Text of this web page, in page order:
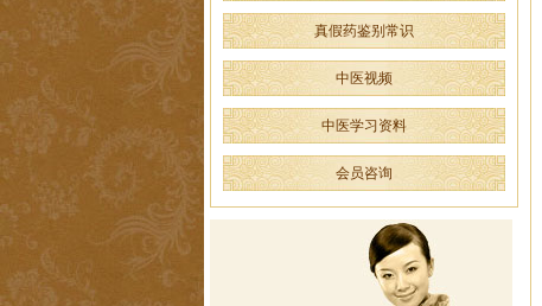
真假药鉴别常识
中医视频
中医学习资料
会员咨询